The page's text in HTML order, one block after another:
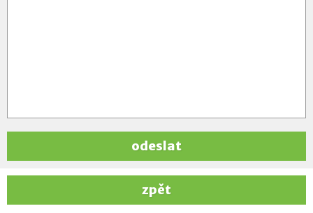
odeslat
zpět